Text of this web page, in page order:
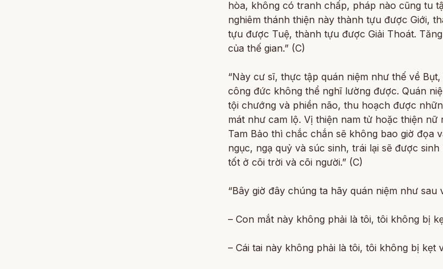
hòa, không có tranh chấp, pháp nào cũng tu
nghiêm thánh thiện này thành tựu được Giới,
tựu được Tuệ, thành tựu được Giải Thoát.
của thế gian.” (C)
“Này cư sĩ, thực tập quán niệm như thế về
công đức không thể nghĩ lường được. Quán
tội chướng và phiền não, thu hoạch được
mát như cam lộ. Vị thiện nam tử hoặc thiện nữ
Tam Bảo thì chắc chắn sẽ không bao giờ đọa
ngục, ngạ quỷ và súc sinh, trái lại sẽ được
tốt ở cõi trời và cõi người.” (C)
“Bây giờ đây chúng ta hãy quán niệm như sau
– Con mắt này không phải là tôi, tôi không bị
– Cái tai này không phải là tôi, tôi không bị kẹt